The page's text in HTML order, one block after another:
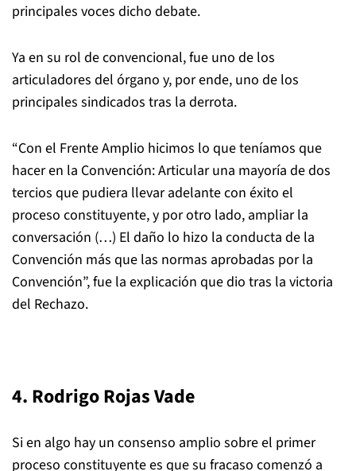
principales voces dicho debate.
Ya en su rol de convencional, fue uno de los
articuladores del órgano y, por ende, uno de los
principales sindicados tras la derrota.
“Con el Frente Amplio hicimos lo que teníamos que
hacer en la Convención: Articular una mayoría de dos
tercios que pudiera llevar adelante con éxito el
proceso constituyente, y por otro lado, ampliar la
conversación (…) El daño lo hizo la conducta de la
Convención más que las normas aprobadas por la
Convención”, fue la explicación que dio tras la victoria
del Rechazo.
4. Rodrigo Rojas Vade
Si en algo hay un consenso amplio sobre el primer
proceso constituyente es que su fracaso comenzó a